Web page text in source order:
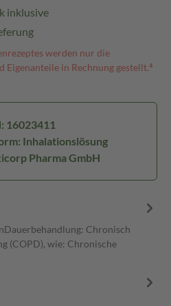
inklusive
werden nur die
Eigenanteile in Rechnung gestellt.⁴
16023411
Inhalationslösung
Pharma GmbH
Chronisch
(COPD), wie: Chronische